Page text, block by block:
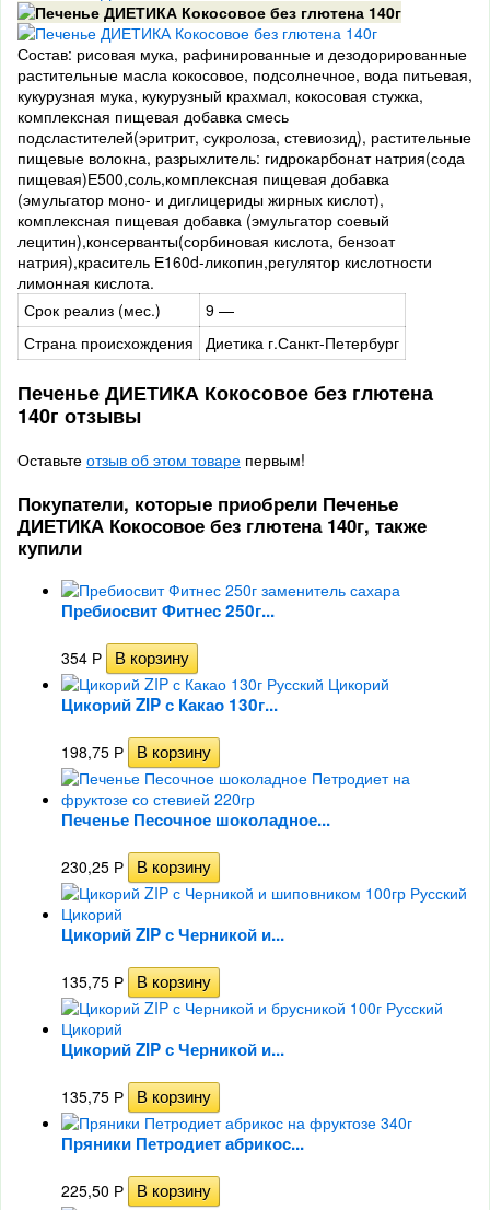
Состав: рисовая мука, рафинированные и дезодорированные
растительные масла кокосовое, подсолнечное, вода питьевая,
кукурузная мука, кукурузный крахмал, кокосовая стужка,
комплексная пищевая добавка смесь
подсластителей(эритрит, сукролоза, стевиозид), растительные
пищевые волокна, разрыхлитель: гидрокарбонат натрия(сода
пищевая)Е500,соль,комплексная пищевая добавка
(эмульгатор моно- и диглицериды жирных кислот),
комплексная пищевая добавка (эмульгатор соевый
лецитин),консерванты(сорбиновая кислота, бензоат
натрия),краситель Е160d-ликопин,регулятор кислотности
лимонная кислота.
Срок реализ (мес.)
9 —
Страна происхождения Диетика г.Санкт-Петербург
Печенье ДИЕТИКА Кокосовое без глютена
140г отзывы
Оставьте отзыв об этом товаре первым!
Покупатели, которые приобрели Печенье
ДИЕТИКА Кокосовое без глютена 140г, также
купили
Пребиосвит Фитнес 250г...
354 Р
Цикорий ZIP с Какао 130г...
198,75 Р
Печенье Песочное шоколадное...
230,25 Р
Цикорий ZIP с Черникой и...
135,75 Р
Цикорий ZIP с Черникой и...
135,75 Р
Пряники Петродиет абрикос...
225,50 Р